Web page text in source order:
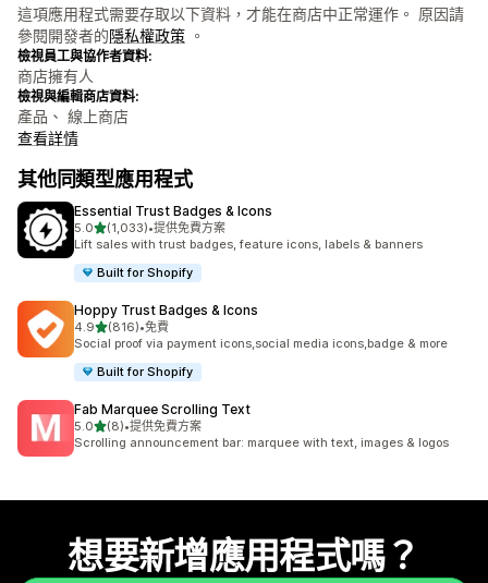
這項應用程式需要存取以下資料，才能在商店中正常運作。 原因請
參閱開發者的隱私權政策 。
檢視員工與協作者資料:
商店擁有人
檢視與編輯商店資料:
產品、 線上商店
查看詳情
其他同類型應用程式
Essential Trust Badges & Icons
5.0滿分 5 顆星
(1,033)
共有 1033 則評價
•提供免費方案
Lift sales with trust badges, feature icons, labels & banners
Built for Shopify
Hoppy Trust Badges & Icons
4.9滿分 5 顆星
(816)
共有 816 則評價
•免費
Social proof via payment icons,social media icons,badge & more
Built for Shopify
Fab Marquee Scrolling Text
5.0滿分 5 顆星
(8)
共有 8 則評價
•提供免費方案
Scrolling announcement bar: marquee with text, images & logos
想要新增應用程式嗎？